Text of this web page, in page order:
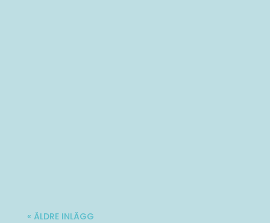
« ÄLDRE INLÄGG